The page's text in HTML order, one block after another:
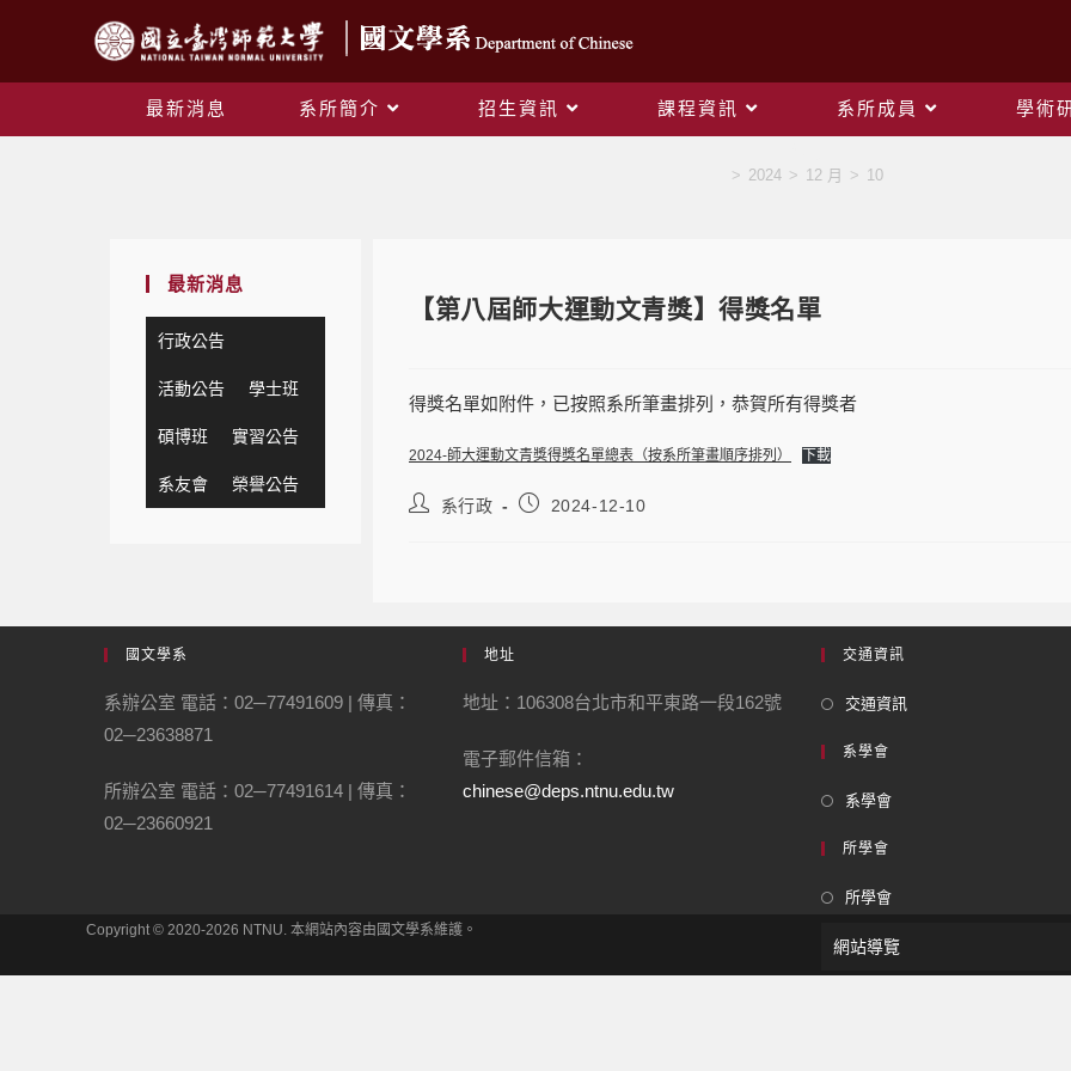
最新消息 系所簡介 招生資訊 課程資訊 系所成員 學術
> 2024 > 12 月 > 10
最新消息
行政公告
活動公告 學士班
碩博班 實習公告
系友會 榮譽公告
【第八屆師大運動文青獎】得獎名單
得獎名單如附件，已按照系所筆畫排列，恭賀所有得獎者
2024-師大運動文青獎得獎名單總表（按系所筆畫順序排列） 下載
系行政 2024-12-10
國文學系
系辦公室 電話：02─77491609 | 傳真：
02─23638871
所辦公室 電話：02─77491614 | 傳真：
02─23660921
地址
地址：106308台北市和平東路一段162號
電子郵件信箱：
chinese@deps.ntnu.edu.tw
交通資訊
交通資訊
系學會
系學會
所學會
所學會
網站導覽
Copyright © 2020-2026 NTNU. 本網站內容由國文學系維護。